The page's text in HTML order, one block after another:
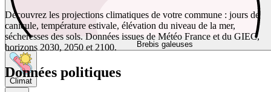
Brebis galeuses
Climat
Découvrez les projections climatiques de votre commune : jours de
canicule, température estivale, élévation du niveau de la mer,
sécheresses des sols. Données issues de Météo France et du GIEC,
horizons 2030, 2050 et 2100.
Données politiques